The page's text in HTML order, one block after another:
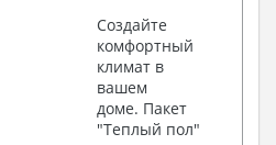
Создайте
комфортный
климат в
вашем
доме. Пакет
"Теплый пол"